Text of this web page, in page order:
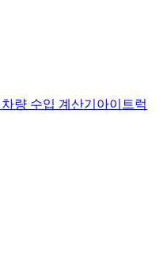
차량 수입 계산기 아이트럭